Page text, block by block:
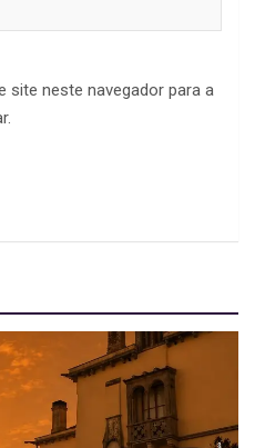
site neste navegador para a